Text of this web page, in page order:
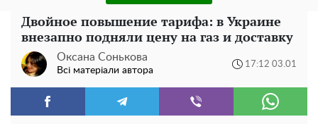
Двойное повышение тарифа: в Украине
внезапно подняли цену на газ и доставку
Оксана Сонькова
Всі матеріали автора
17:12 03.01